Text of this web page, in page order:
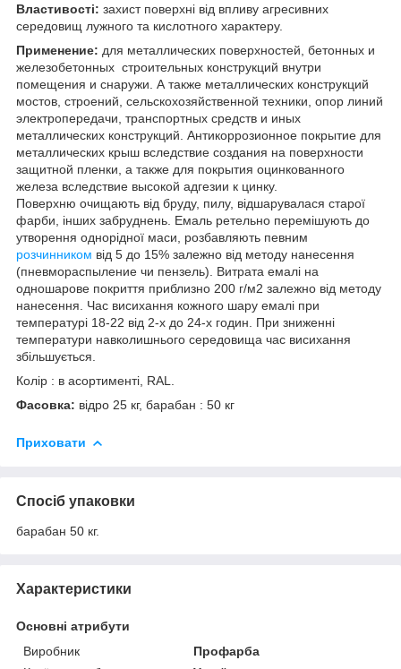
Властивості: захист поверхні від впливу агресивних
середовищ лужного та кислотного характеру.
Применение: для металлических поверхностей, бетонных и
железобетонных строительных конструкций внутри
помещения и снаружи. А также металлических конструкций
мостов, строений, сельскохозяйственной техники, опор линий
электропередачи, транспортных средств и иных
металлических конструкций. Антикоррозионное покрытие для
металлических крыш вследствие создания на поверхности
защитной пленки, а также для покрытия оцинкованного
железа вследствие высокой адгезии к цинку.
Поверхню очищають від бруду, пилу, відшарувалася старої
фарби, інших забруднень. Емаль ретельно перемішують до
утворення однорідної маси, розбавляють певним
розчинником від 5 до 15% залежно від методу нанесення
(пневмораспыление чи пензель). Витрата емалі на
одношарове покриття приблизно 200 г/м2 залежно від методу
нанесення. Час висихання кожного шару емалі при
температурі 18-22 від 2-х до 24-х годин. При зниженні
температури навколишнього середовища час висихання
збільшується.
Колір : в асортименті, RAL.
Фасовка: відро 25 кг, барабан : 50 кг
Приховати
Спосіб упаковки
барабан 50 кг.
Характеристики
Основні атрибути
Виробник
Профарба